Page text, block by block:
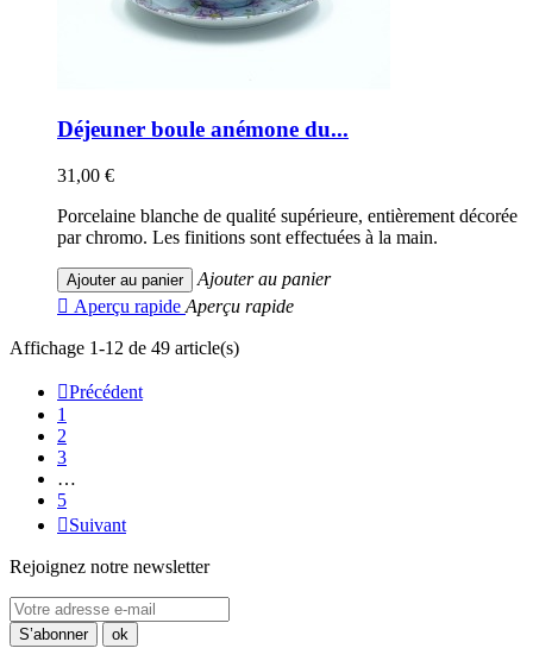
Déjeuner boule anémone du...
31,00 €
Porcelaine blanche de qualité supérieure, entièrement décorée
par chromo. Les finitions sont effectuées à la main.
Ajouter au panier
Ajouter au panier
 Aperçu rapide Aperçu rapide
Affichage 1-12 de 49 article(s)
Précédent
1
2
3
…
5
Suivant
Rejoignez notre newsletter